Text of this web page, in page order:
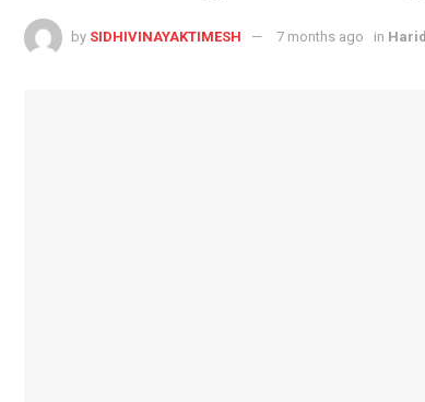
by SIDHIVINAYAKTIMESH 7 months ago in